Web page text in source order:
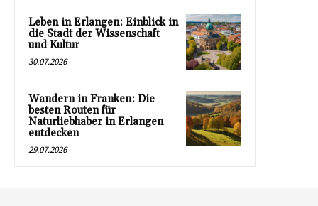
Leben in Erlangen: Einblick in
die Stadt der Wissenschaft
und Kultur
30.07.2026
Wandern in Franken: Die
besten Routen für
Naturliebhaber in Erlangen
entdecken
29.07.2026